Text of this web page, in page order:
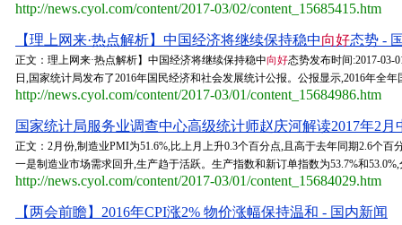
http://news.cyol.com/content/2017-03/02/content_15685415.htm
【理上网来·热点解析】中国经济将继续保持稳中向好态势 -
正文：理上网来·热点解析】中国经济将继续保持稳中向好态势发布时间:2017-03-
日,国家统计局发布了2016年国民经济和社会发展统计公报。公报显示,2016年全年
http://news.cyol.com/content/2017-03/01/content_15684986.htm
国家统计局服务业调查中心高级统计师赵庆河解读2017年2
正文：2月份,制造业PMI为51.6%,比上月上升0.3个百分点,且高于去年同期2.6个
一是制造业市场需求回升,生产趋于活跃。生产指数和新订单指数为53.7%和
http://news.cyol.com/content/2017-03/01/content_15684029.htm
【两会前瞻】2016年CPI涨2% 物价涨幅保持温和 - 国内新闻